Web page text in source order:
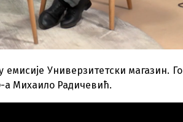
Универзитетски магазин.
а Михаило Радичевић.